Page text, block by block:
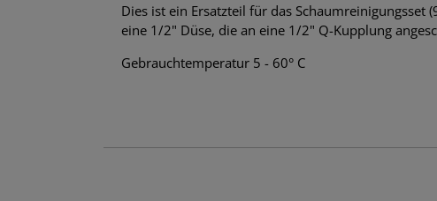
Dies ist ein Ersatzteil für das
eine 1/2" Düse, die an eine 1/2" Q-Kupplung
Gebrauchtemperatur 5 - 60° C